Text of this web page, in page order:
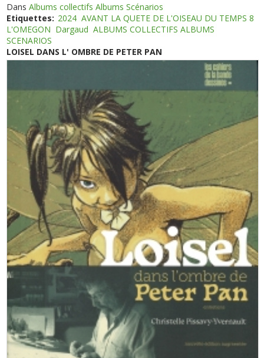
DansAlbums collectifs Albums Scénarios
Etiquettes: 2024 AVANT LA QUETE DE L'OISEAU DU TEMPS 8
L'OMEGON Dargaud ALBUMS COLLECTIFS ALBUMS
SCENARIOS
LOISEL DANS L' OMBRE DE PETER PAN